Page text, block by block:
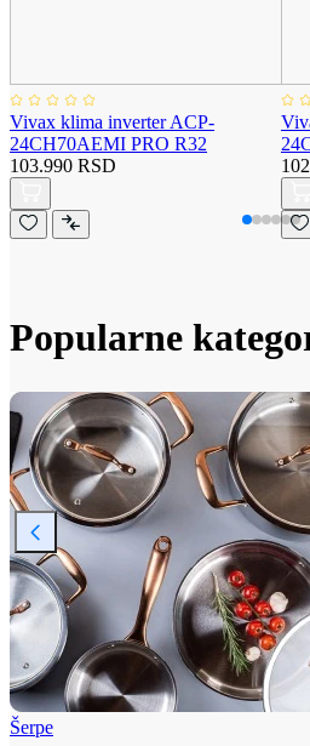
Vivax klima inverter ACP-
24CH70AEMI PRO R32
103.990 RSD
Popularne
Šerpe